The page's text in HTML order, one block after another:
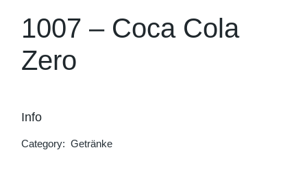
1007 – Coca Cola
Zero
Info
Category: Getränke